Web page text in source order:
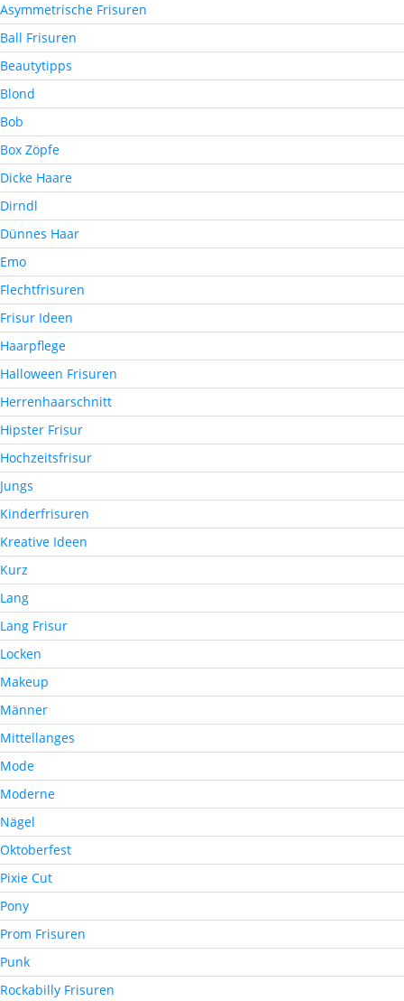
Asymmetrische Frisuren
Ball Frisuren
Beautytipps
Blond
Bob
Box Zöpfe
Dicke Haare
Dirndl
Dünnes Haar
Emo
Flechtfrisuren
Frisur Ideen
Haarpflege
Halloween Frisuren
Herrenhaarschnitt
Hipster Frisur
Hochzeitsfrisur
Jungs
Kinderfrisuren
Kreative Ideen
Kurz
Lang
Lang Frisur
Locken
Makeup
Männer
Mittellanges
Mode
Moderne
Nägel
Oktoberfest
Pixie Cut
Pony
Prom Frisuren
Punk
Rockabilly Frisuren